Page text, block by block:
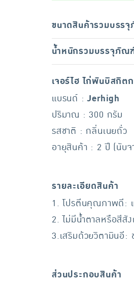
ขนาดสินค้ารวมบรร
น้ำหนักรวมบรรจุภัณ
เจอร์ไฮ ไก่พันบิสกิต
แบรนด์ :Jerhigh
ปริมาณ : 300 กรัม
รสชาติ : กลิ่นเนยถั่ว
อายุสินค้า : 2 ปี (นับ
รายละเอียดสินค้า
1. โปรตีนคุณภาพดี: แ
2. ไม่มีน้ำตาลหรือสีสั
3.เสริมด้วยวิตามินอี:
ส่วนประกอบสินค้า